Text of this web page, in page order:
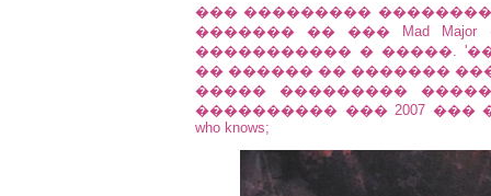
��� ���������
������� �� ��� Mad Major
����������� � �����.
�� ������ �� ������� ���
����� ���������
���������� ��� 2007 ���
who knows;